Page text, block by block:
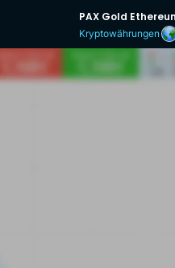
PAX Gold
Kryptowährungen